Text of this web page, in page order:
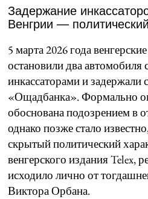
Задержание
Венгрии —
5 марта 2026 года
остановили два автомобиля
инкассаторами и задержали
«Ощадбанка». Формально
обоснована подозрением в
однако позже стало
скрытый политический
венгерского издания Telex,
исходило лично от
Виктора Орбана.